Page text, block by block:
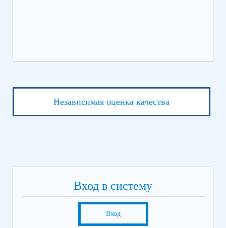
Независимая оценка качества
Вход в систему
Вход